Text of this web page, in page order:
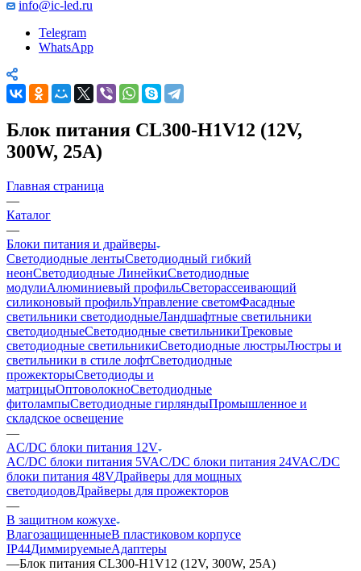
info@ic-led.ru
Telegram
WhatsApp
Блок питания CL300-H1V12 (12V,
300W, 25A)
Главная страница
—
Каталог
—
Блоки питания и драйверы
Светодиодные лентыСветодиодный гибкий
неонСветодиодные ЛинейкиСветодиодные
модулиАлюминиевый профильСветорассеивающий
силиконовый профильУправление светомФасадные
светильники светодиодныеЛандшафтные светильники
светодиодныеСветодиодные светильникиТрековые
светодиодные светильникиСветодиодные люстрыЛюстры и
светильники в стиле лофтСветодиодные
прожекторыСветодиоды и
матрицыОптоволокноСветодиодные
фитолампыСветодиодные гирляндыПромышленное и
складское освещение
—
AC/DC блоки питания 12V
AC/DC блоки питания 5VAC/DC блоки питания 24VAC/DC
блоки питания 48VДрайверы для мощных
светодиодовДрайверы для прожекторов
—
В защитном кожухе
ВлагозащищенныеВ пластиковом корпусе
IP44ДиммируемыеАдаптеры
—Блок питания CL300-H1V12 (12V, 300W, 25A)